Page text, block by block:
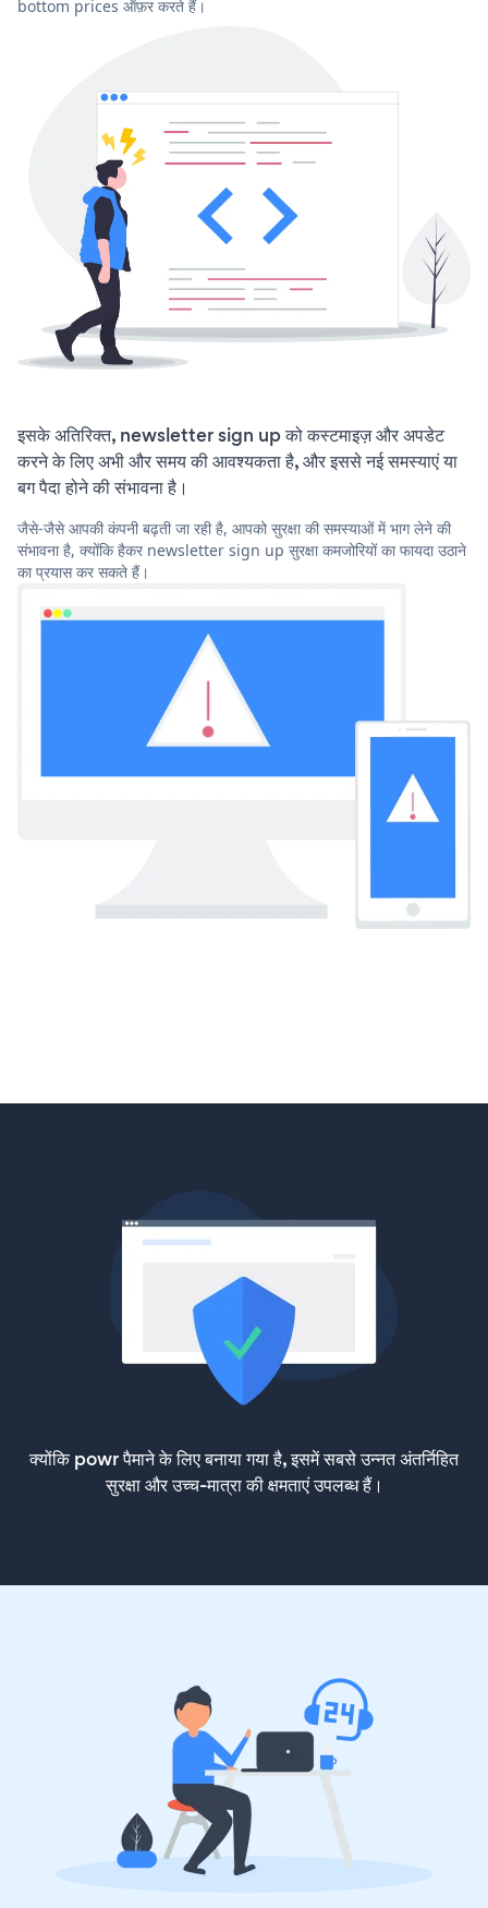
bottom prices ऑफ़र करते हैं।
इसके अतिरिक्त, newsletter sign up को कस्टमाइज़ और अपडेट
करने के लिए अभी और समय की आवश्यकता है, और इससे नई समस्याएं या
बग पैदा होने की संभावना है।
जैसे-जैसे आपकी कंपनी बढ़ती जा रही है, आपको सुरक्षा की समस्याओं में भाग लेने की
संभावना है, क्योंकि हैकर newsletter sign up सुरक्षा कमजोरियों का फायदा उठाने
का प्रयास कर सकते हैं।
क्योंकि powr पैमाने के लिए बनाया गया है, इसमें सबसे उन्नत अंतर्निहित
सुरक्षा और उच्च-मात्रा की क्षमताएं उपलब्ध हैं।